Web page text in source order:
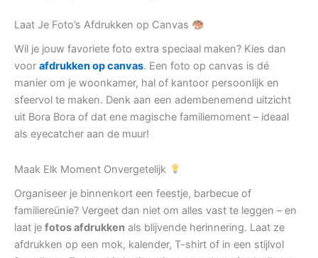
Laat Je Foto’s Afdrukken op Canvas
Wil je jouw favoriete foto extra speciaal maken? Kies dan
voor afdrukken op canvas. Een foto op canvas is dé
manier om je woonkamer, hal of kantoor persoonlijk en
sfeervol te maken. Denk aan een adembenemend uitzicht
uit Bora Bora of dat ene magische familiemoment – ideaal
als eyecatcher aan de muur!
Maak Elk Moment Onvergetelijk
Organiseer je binnenkort een feestje, barbecue of
familiereünie? Vergeet dan niet om alles vast te leggen – en
laat je fotos afdrukken als blijvende herinnering. Laat ze
afdrukken op een mok, kalender, T-shirt of in een stijlvol